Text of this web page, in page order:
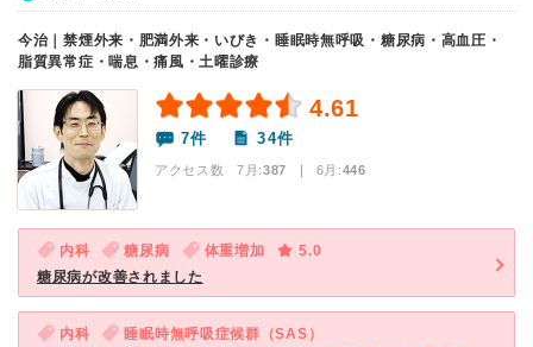
今治｜禁煙外来・肥満外来・いびき・睡眠時無呼吸・糖尿病・高血圧・
脂質異常症・喘息・痛風・土曜診療
4.61
7件 34件
アクセス数 7月:387 | 6月:446
内科 糖尿病 体重増加
5.0
糖尿病が改善されました
内科
睡眠時無呼吸症候群（SAS）